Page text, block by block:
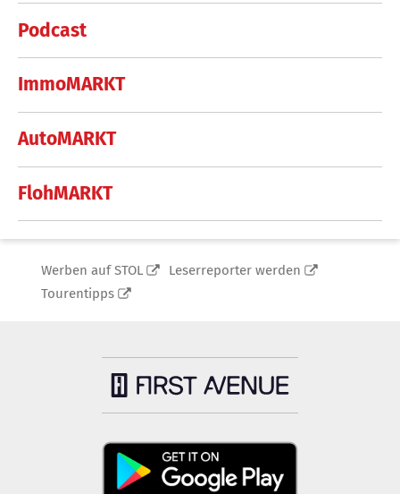
Podcast
ImmoMARKT
AutoMARKT
FlohMARKT
Werben auf STOL
Leserreporter werden
Tourentipps